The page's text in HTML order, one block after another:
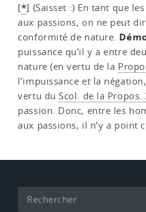
[*] (Saisset :) En tant que
aux passions, on ne peut
conformité de nature.
puissance qu’il y a entre
nature (en vertu de la
l’impuissance et la
vertu du Scol. de la Propos.
passion. Donc, entre les
aux passions, il n’y a point